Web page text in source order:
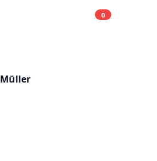
0
Müller